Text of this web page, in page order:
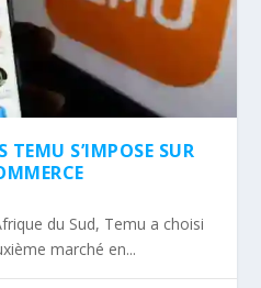
S’IMPOSE SUR
du Sud, Temu a choisi
marché en...